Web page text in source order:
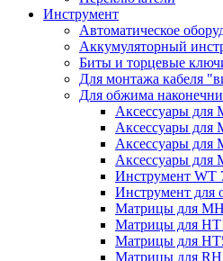
Инструмент
Автоматическое
Аккумуляторный
Биты и торцевые
Для монтажа кабеля
Для обжима
Аксессуары для
Аксессуары для
Аксессуары для
Аксессуары для
Инструмент WT
Инструмент для
Матрицы для
Матрицы для
Матрицы для
Матрицы для